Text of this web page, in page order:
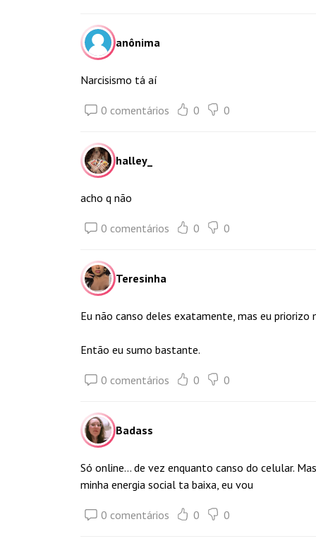
anônima
Narcisismo tá aí
0 comentários 0 0
halley_
acho q não
0 comentários 0 0
Teresinha
Eu não canso deles exatamente, mas eu priorizo
Então eu sumo bastante.
0 comentários 0 0
Badass
Só online... de vez enquanto canso do celular.
minha energia social ta baixa, eu vou
0 comentários 0 0